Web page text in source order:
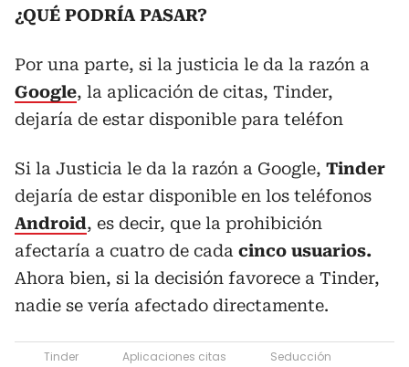
¿QUÉ PODRÍA PASAR?
Por una parte, si la justicia le da la razón a
Google, la aplicación de citas, Tinder,
dejaría de estar disponible para teléfon
Si la Justicia le da la razón a Google, Tinder
dejaría de estar disponible en los teléfonos
Android, es decir, que la prohibición
afectaría a cuatro de cada cinco usuarios.
Ahora bien, si la decisión favorece a Tinder,
nadie se vería afectado directamente.
Tinder Aplicaciones citas Seducción